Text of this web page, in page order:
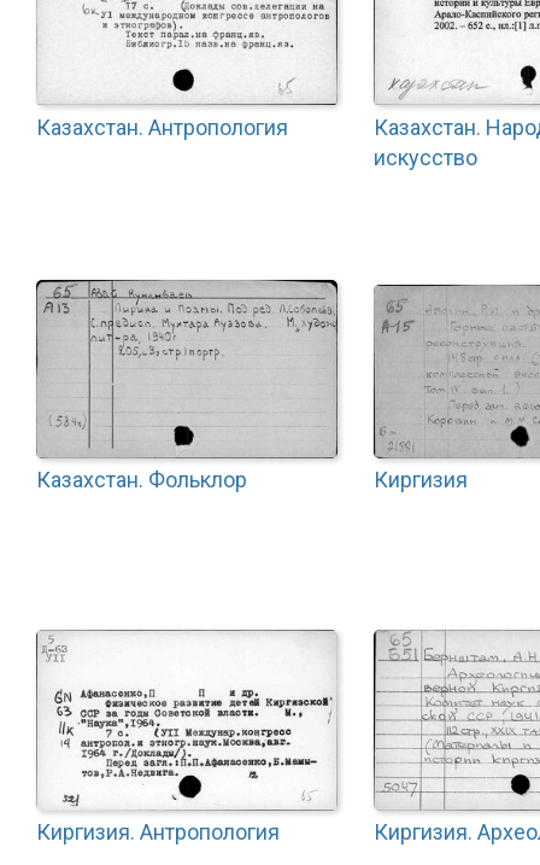
Казахстан. Антропология
Казахстан.
искусство
Казахстан. Фольклор Киргизия
Киргизия. Антропология Киргизия.